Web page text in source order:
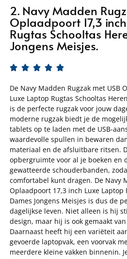
2. Navy Madden
Oplaadpoort 17,3
Rugtas Schooltas
Jongens Meisjes.
    
De Navy Madden Rugzak met USB
Luxe Laptop Rugtas Schooltas
is de perfecte rugzak voor jouw
moderne rugzak biedt je de
tablets op te laden met de USB-
waardevolle spullen in bewaren
materiaal en de afsluitbare ritsen.
opbergruimte voor al je boeken en
gewatteerde schouderbanden,
comfortabel kunt dragen. De Navy
Oplaadpoort 17,3 inch Luxe Laptop
Dames Jongens Meisjes is dus de
dagelijkse leven. Niet alleen is hij
design, maar hij is ook gemaakt
Daarnaast heeft hij een variëteit
gevoerde laptopvak, een voorvak
meerdere kleine vakken binnenin.